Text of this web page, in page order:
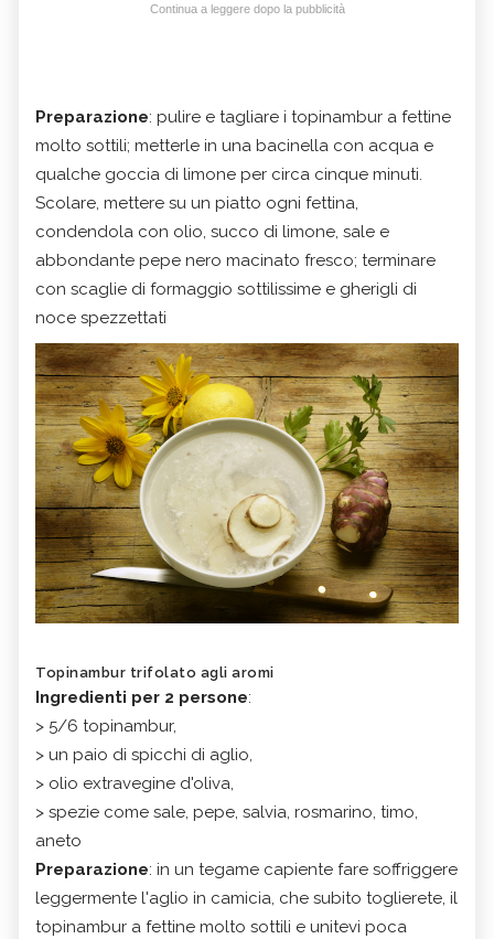
Continua a leggere dopo la pubblicità
Preparazione: pulire e tagliare i topinambur a fettine
molto sottili; metterle in una bacinella con acqua e
qualche goccia di limone per circa cinque minuti.
Scolare, mettere su un piatto ogni fettina,
condendola con olio, succo di limone, sale e
abbondante pepe nero macinato fresco; terminare
con scaglie di formaggio sottilissime e gherigli di
noce spezzettati
Topinambur trifolato agli aromi
Ingredienti per 2 persone:
> 5/6 topinambur,
> un paio di spicchi di aglio,
> olio extravegine d'oliva,
> spezie come sale, pepe, salvia, rosmarino, timo,
aneto
Preparazione: in un tegame capiente fare soffriggere
leggermente l'aglio in camicia, che subito toglierete, il
topinambur a fettine molto sottili e unitevi poca